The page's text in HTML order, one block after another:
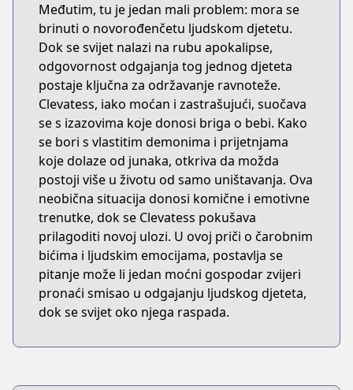
Međutim, tu je jedan mali problem: mora se
brinuti o novorođenčetu ljudskom djetetu.
Dok se svijet nalazi na rubu apokalipse,
odgovornost odgajanja tog jednog djeteta
postaje ključna za održavanje ravnoteže.
Clevatess, iako moćan i zastrašujući, suočava
se s izazovima koje donosi briga o bebi. Kako
se bori s vlastitim demonima i prijetnjama
koje dolaze od junaka, otkriva da možda
postoji više u životu od samo uništavanja. Ova
neobična situacija donosi komične i emotivne
trenutke, dok se Clevatess pokušava
prilagoditi novoj ulozi. U ovoj priči o čarobnim
bićima i ljudskim emocijama, postavlja se
pitanje može li jedan moćni gospodar zvijeri
pronaći smisao u odgajanju ljudskog djeteta,
dok se svijet oko njega raspada.